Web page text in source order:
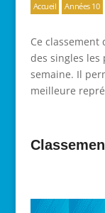
Accueil Années 10
Ce classement
des singles les
semaine. Il
meilleure